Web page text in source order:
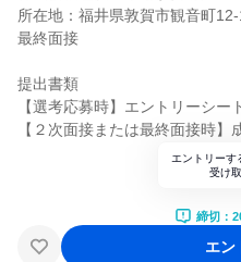
所在地：福井県敦賀市観音町12-
最終面接
提出書類
【選考応募時】エントリーシ
【２次面接または最終面接時
エントリーす
受け
締切：
エン